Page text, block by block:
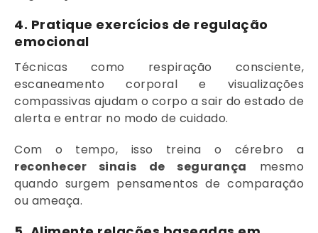
4. Pratique exercícios de regulação
emocional
Técnicas como respiração consciente,
escaneamento corporal e visualizações
compassivas ajudam o corpo a sair do estado de
alerta e entrar no modo de cuidado.
Com o tempo, isso treina o cérebro a
reconhecer sinais de segurança mesmo
quando surgem pensamentos de comparação
ou ameaça.